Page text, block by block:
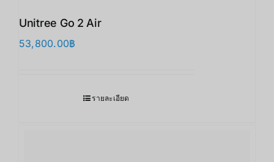
Unitree Go 2 Air
53,800.00฿
รายละเอียด